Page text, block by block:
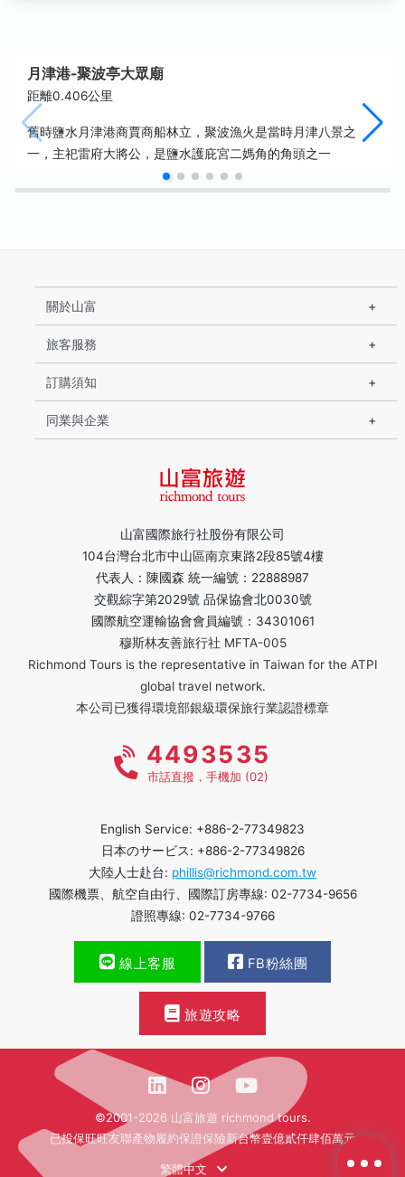
月津港-聚波亭大眾廟
距離0.406公里
舊時鹽水月津港商賈商船林立，聚波漁火是當時月津八景之
一，主祀雷府大將公，是鹽水護庇宮二媽角的角頭之一
山富國際旅行社股份有限公司
104台灣台北市中山區南京東路2段85號4樓
代表人：陳國森 統一編號：22888987
交觀綜字第2029號 品保協會北0030號
國際航空運輸協會會員編號：34301061
穆斯林友善旅行社 MFTA-005
Richmond Tours is the representative in Taiwan for the ATPI
global travel network.
本公司已獲得環境部銀級環保旅行業認證標章
關於山富
旅客服務
訂購須知
同業與企業
4493535
市話直撥，手機加 (02)
English Service: +886-2-77349823
日本のサービス: +886-2-77349826
大陸人士赴台: phillis@richmond.com.tw
國際機票、航空自由行、國際訂房專線: 02-7734-9656
證照專線: 02-7734-9766
線上客服 FB粉絲團
旅遊攻略
©2001-2026 山富旅遊 richmond tours.
已投保旺旺友聯產物履約保證保險新台幣壹億貳仟肆佰萬元
繁體中文